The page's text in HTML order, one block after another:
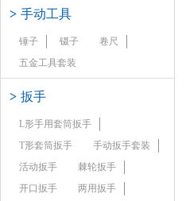
> 手动工具
锤子 镊子
卷尺
五金工具套装
> 扳手
L形手用套筒扳手
T形套筒扳手
手动扳手套装
活动扳手
棘轮扳手
开口扳手
两用扳手